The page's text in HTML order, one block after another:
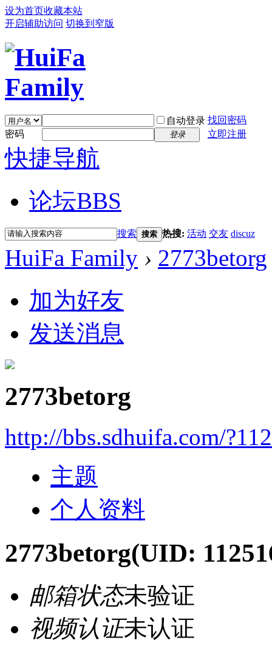
设为首页收藏本站
开启辅助访问 切换到窄版
自动登录 找回密码
密码
登录 立即注册
快捷导航
论坛BBS
搜索 搜索 热搜: 活动 交友 discuz
HuiFa Family › 2773betorg
加为好友
发送消息
2773betorg
http://bbs.sdhuifa.com/
主题
个人资料
2773betorg(UID:
邮箱状态未验证
视频认证未认证